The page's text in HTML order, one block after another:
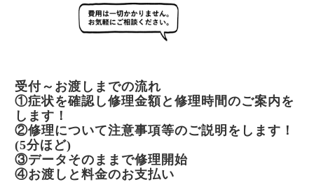
受付～お渡しまでの流れ
①症状を確認し修理金額と修理時間のご案内を
します！
②修理について注意事項等のご説明をします！
(5分ほど)
③データそのままで修理開始
④お渡しと料金のお支払い